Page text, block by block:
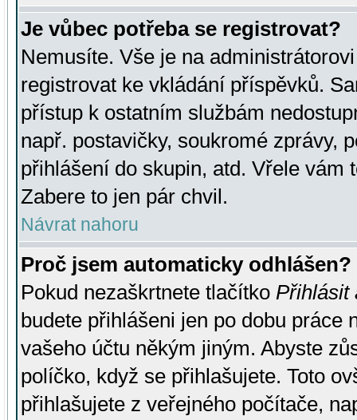
Je vůbec potřeba se registrovat?
Nemusíte. Vše je na
registrovat ke vkládání příspěvků.
přístup k ostatním službám
např. postavičky, soukromé zprávy,
přihlášení do skupin, atd. Vřele vám
Zabere to jen pár chvil.
Návrat nahoru
Proč jsem automaticky odhlášen?
Pokud nezaškrtnete tlačítko Přihlásit
budete přihlášeni jen po dobu práce
vašeho účtu někým jiným. Abyste
políčko, když se přihlašujete. Toto
přihlašujete z veřejného počítače,